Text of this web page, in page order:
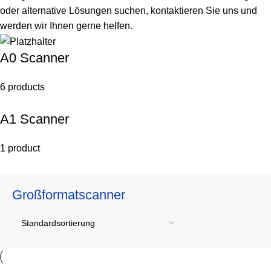
oder alternative Lösungen suchen, kontaktieren Sie uns und
werden wir Ihnen gerne helfen.
A0 Scanner
6 products
A1 Scanner
1 product
Großformatscanner